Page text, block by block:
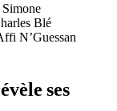
Blé
N’Guessan
ses